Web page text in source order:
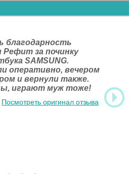
благодарность
Рефит за починку
SAMSUNG.
оперативно, вечером
и вернули также.
играют муж тоже!
Посмотреть оригинал отзыва